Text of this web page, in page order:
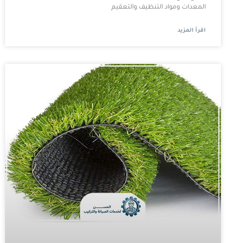
المعدات ومواد التنظيف والتعقيم
اقرأ المزيد